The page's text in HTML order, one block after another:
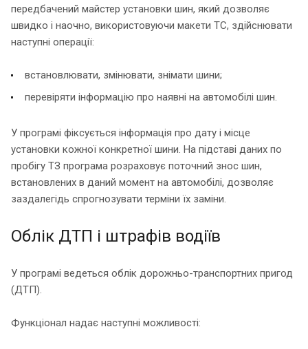
передбачений майстер установки шин, який дозволяє
швидко і наочно, використовуючи макети ТС, здійснювати
наступні операції:
встановлювати, змінювати, знімати шини;
перевіряти інформацію про наявні на автомобілі шин.
У програмі фіксується інформація про дату і місце
установки кожної конкретної шини. На підставі даних по
пробігу ТЗ програма розраховує поточний знос шин,
встановлених в даний момент на автомобілі, дозволяє
заздалегідь спрогнозувати терміни їх заміни.
Облік ДТП і штрафів водіїв
У програмі ведеться облік дорожньо-транспортних пригод
(ДТП).
Функціонал надає наступні можливості: